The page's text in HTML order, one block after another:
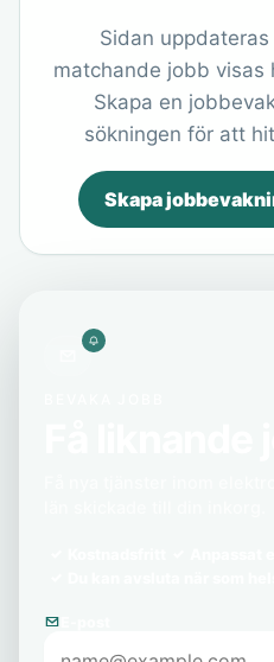
Sidan
matchande jobb visas
Skapa en
sökningen för att
Skapa